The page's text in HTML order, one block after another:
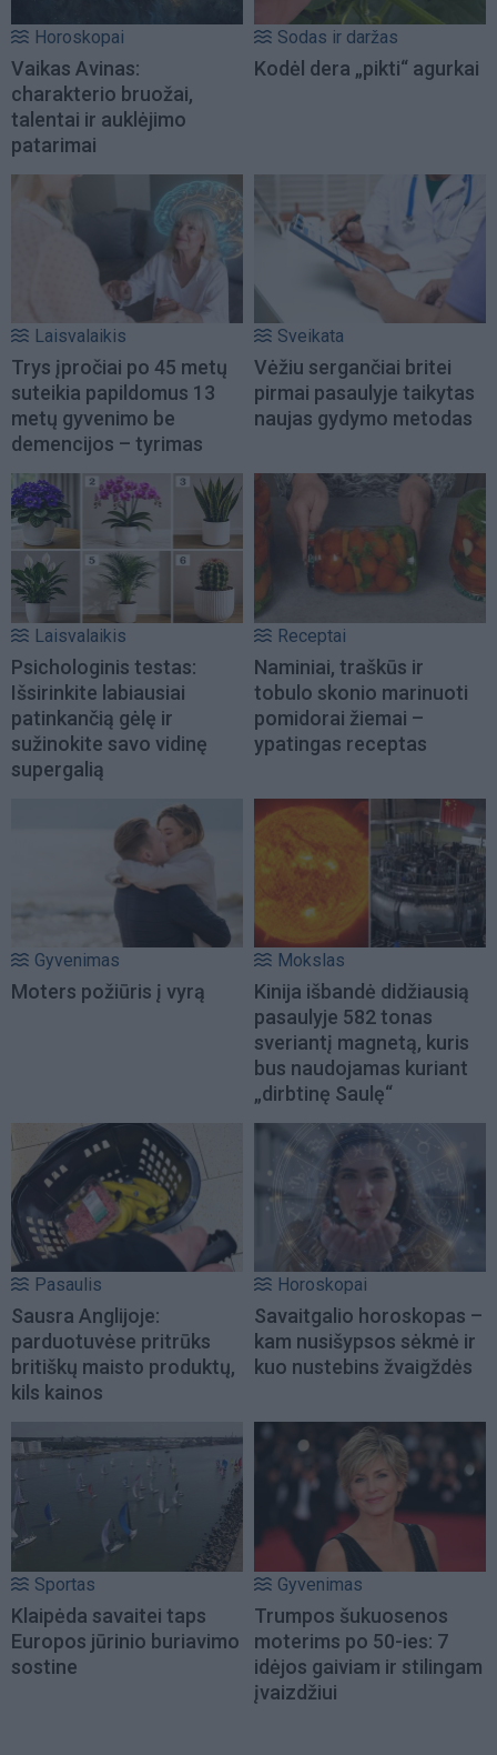
Horoskopai
Vaikas Avinas:
charakterio bruožai,
talentai ir auklėjimo
patarimai
Sodas ir daržas
Kodėl dera „pikti“ agurkai
Laisvalaikis
Trys įpročiai po 45 metų
suteikia papildomus 13
metų gyvenimo be
demencijos – tyrimas
Sveikata
Vėžiu sergančiai britei
pirmai pasaulyje taikytas
naujas gydymo metodas
Laisvalaikis
Psichologinis testas:
Išsirinkite labiausiai
patinkančią gėlę ir
sužinokite savo vidinę
supergalią
Receptai
Naminiai, traškūs ir
tobulo skonio marinuoti
pomidorai žiemai –
ypatingas receptas
Gyvenimas
Moters požiūris į vyrą
Mokslas
Kinija išbandė didžiausią
pasaulyje 582 tonas
sveriantį magnetą, kuris
bus naudojamas kuriant
„dirbtinę Saulę“
Pasaulis
Sausra Anglijoje:
parduotuvėse pritrūks
britiškų maisto produktų,
kils kainos
Horoskopai
Savaitgalio horoskopas –
kam nusišypsos sėkmė ir
kuo nustebins žvaigždės
Sportas
Klaipėda savaitei taps
Europos jūrinio buriavimo
sostine
Gyvenimas
Trumpos šukuosenos
moterims po 50-ies: 7
idėjos gaiviam ir stilingam
įvaizdžiui